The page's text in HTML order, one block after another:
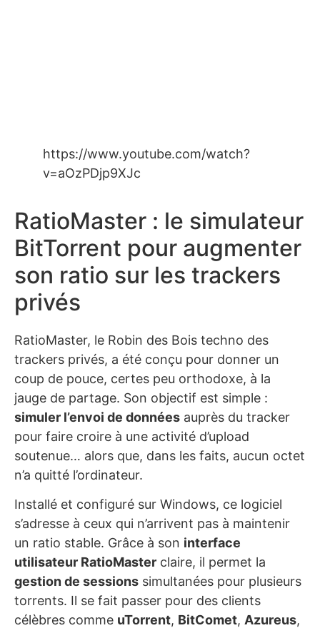
https://www.youtube.com/watch?
v=aOzPDjp9XJc
RatioMaster : le simulateur
BitTorrent pour augmenter
son ratio sur les trackers
privés
RatioMaster, le Robin des Bois techno des
trackers privés, a été conçu pour donner un
coup de pouce, certes peu orthodoxe, à la
jauge de partage. Son objectif est simple :
simuler l’envoi de données auprès du tracker
pour faire croire à une activité d’upload
soutenue… alors que, dans les faits, aucun octet
n’a quitté l’ordinateur.
Installé et configuré sur Windows, ce logiciel
s’adresse à ceux qui n’arrivent pas à maintenir
un ratio stable. Grâce à son interface
utilisateur RatioMaster claire, il permet la
gestion de sessions simultanées pour plusieurs
torrents. Il se fait passer pour des clients
célèbres comme uTorrent, BitComet, Azureus,